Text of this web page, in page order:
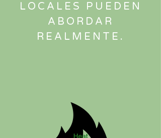
LOCALES PUEDEN
ABORDAR
REALMENTE.